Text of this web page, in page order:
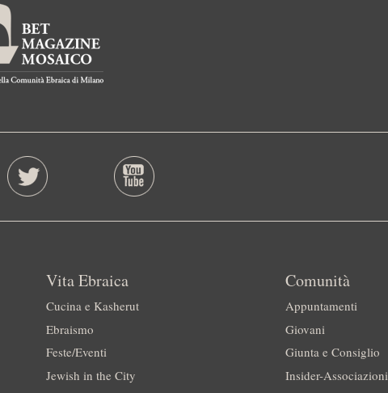
Vita Ebraica
Cucina e Kasherut
Ebraismo
Feste/Eventi
Jewish in the City
Comunità
Appuntamenti
Giovani
Giunta e Consiglio
Insider-Associazioni